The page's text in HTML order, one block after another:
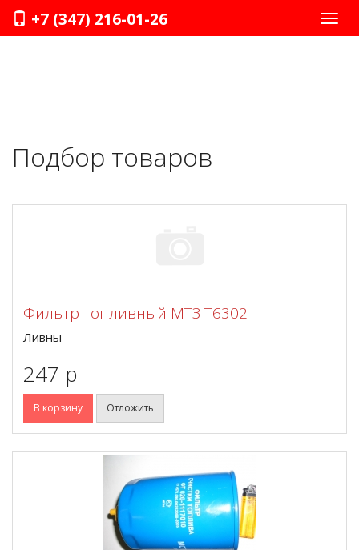
+7 (347) 216-01-26
Подбор товаров
Фильтр топливный МТЗ Т6302
Ливны
247 p
В корзину Отложить